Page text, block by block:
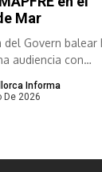
Mar
del Govern balear
audiencia con
Informa
De 2026